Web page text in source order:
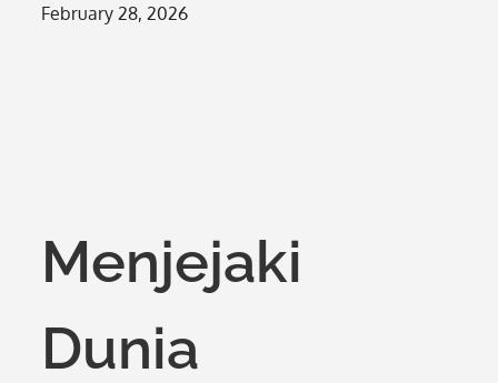
Posted
February 28, 2026
Menjejaki
Dunia